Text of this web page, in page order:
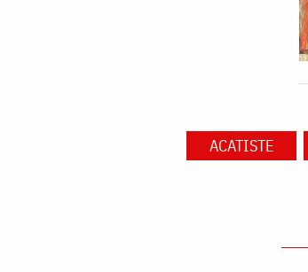
ACATISTE